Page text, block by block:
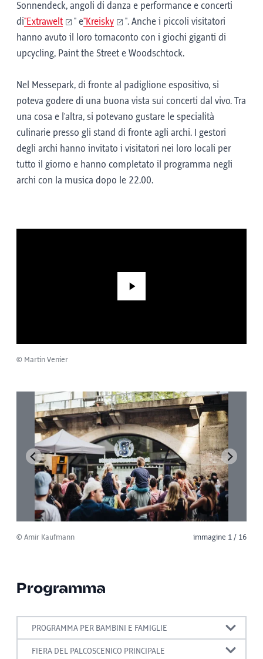
Sonnendeck, angoli di danza e performance e concerti
di"Extrawelt " e"Kreisky
". Anche i piccoli visitatori
hanno avuto il loro tornaconto con i giochi giganti di
upcycling, Paint the Street e Woodschtock.
Nel Messepark, di fronte al padiglione espositivo, si
poteva godere di una buona vista sui concerti dal vivo. Tra
una cosa e l'altra, si potevano gustare le specialità
culinarie presso gli stand di fronte agli archi. I gestori
degli archi hanno invitato i visitatori nei loro locali per
tutto il giorno e hanno completato il programma negli
archi con la musica dopo le 22.00.
© Martin Venier
© Amir Kaufmann immagine 1 / 16
Programma
PROGRAMMA PER BAMBINI E FAMIGLIE
15:00-19:00 Gara di costruzione di torri con
FIERA DEL PALCOSCENICO PRINCIPALE